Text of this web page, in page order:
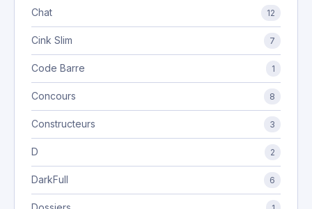
Chat 12
Cink Slim 7
Code Barre 1
Concours 8
Constructeurs 3
D 2
DarkFull 6